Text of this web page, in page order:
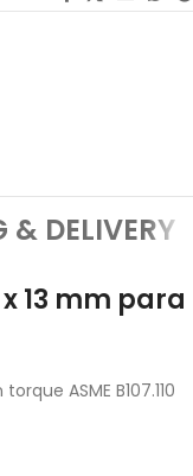
& DELIVERY
13 mm para
ASME B107.110